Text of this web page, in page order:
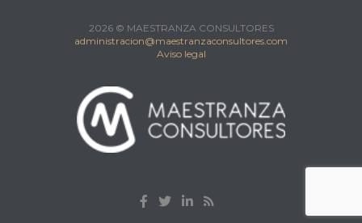
2026 © MAESTRANZA CONSULTORES
administracion@maestranzaconsultores.com
Aviso legal